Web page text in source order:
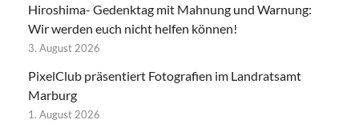
Hiroshima- Gedenktag mit Mahnung und Warnung:
Wir werden euch nicht helfen können!
3. August 2026
PixelClub präsentiert Fotografien im Landratsamt
Marburg
1. August 2026